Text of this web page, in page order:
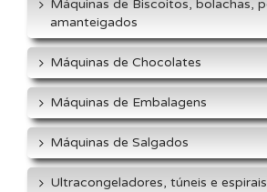
Máquinas de Biscoitos, bolachas,
amanteigados
Máquinas de Chocolates
Máquinas de Embalagens
Máquinas de Salgados
Ultracongeladores, túneis e